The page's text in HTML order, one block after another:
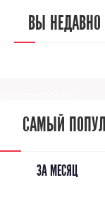
ВЫ НЕДАВНО
САМЫЙ ПОПУЛ
ЗА МЕСЯЦ